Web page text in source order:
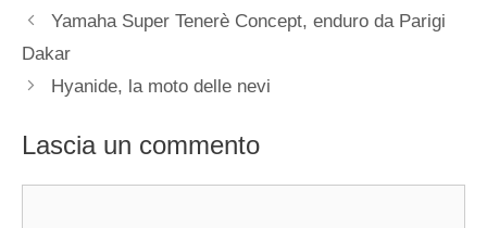
Yamaha Super Tenerè Concept, enduro da Parigi
Dakar
Hyanide, la moto delle nevi
Lascia un commento